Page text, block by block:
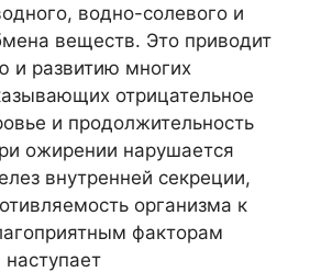
водно-солевого и
веществ. Это приводит
и развитию многих
отрицательное
и продолжительность
ожирении нарушается
внутренней секреции,
организма к
факторам